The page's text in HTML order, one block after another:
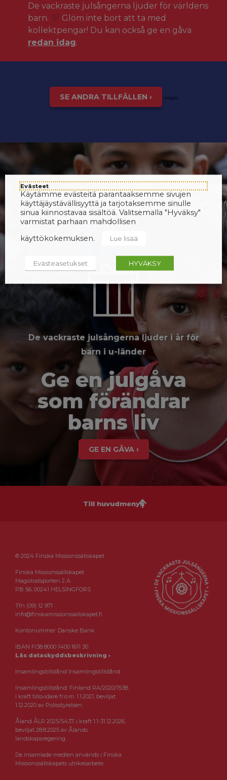
De vackraste julsångerna ljuder för världens
barn.
Glöm inte bort att ta med
kollektpengar! Du kan också ge en gåva
redan idag.
SE ANDRA TILLFÄLLEN › inspis
De vackraste julsångerna ljuder i år för
barn i u-länder
Ge en julgåva
som förändrar
barns liv
GE EN GÅVA ›
Till huvudmenyn
© 2024 Finska Missionssällskapet
Finska Missionssällskapet
Magistratsporten 2 A
PB 56, 00241 HELSINGFORS
Tfn (09) 12 971
info@finskamissionssallskapet.fi
Kontonummer: Danske Bank
IBAN FI38 8000 1400 1611 30
Läs dataskyddsbeskrivning ›
Insamlingstillstånd Insamlingstillstånd:
Insamlingstillstånd: Finland RA/2020/1538,
i kraft tillsvidare fr.o.m. 1.1.2021, beviljat
1.12.2020 av Polisstyrelsen.
Åland ÅLR 2025/5437, i kraft 1.1-31.12.2026,
beviljat 28.8.2025 av Ålands
landskapsregering.
De insamlade medlen används i Finska
Missionssällskapets utrikesarbete.
Evästeet
Käytämme evästeitä parantaaksemme sivujen
käyttäjäystävällisyyttä ja tarjotaksemme sinulle
sinua kiinnostavaa sisältöä. Valitsemalla "Hyväksy"
varmistat parhaan mahdollisen
käyttökokemuksen.
Lue lisää
Evästeasetukset HYVÄKSY